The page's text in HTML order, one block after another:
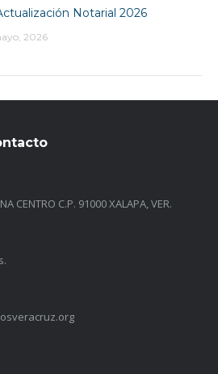
Notarial 2026
2026
CENTRO C.P. 91000 XALAPA, VER.